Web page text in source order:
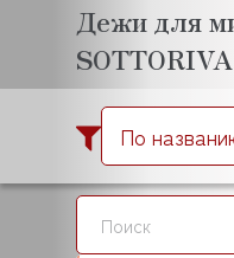
Дежи для
SOTTORIVA
По